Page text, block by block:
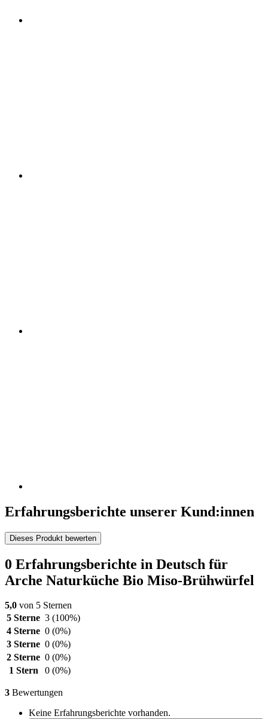
Erfahrungsberichte unserer Kund:innen
Dieses Produkt bewerten
0 Erfahrungsberichte in Deutsch für
Arche Naturküche Bio Miso-Brühwürfel
5,0 von 5 Sternen
5 Sterne 3 (100%)
4 Sterne 0 (0%)
3 Sterne 0 (0%)
2 Sterne 0 (0%)
1 Stern
0 (0%)
3 Bewertungen
Keine Erfahrungsberichte vorhanden.